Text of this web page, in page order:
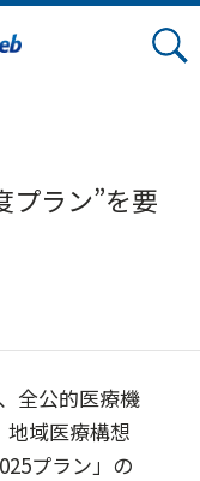
プラン”を要
全公的医療機
地域医療構想
プラン」の